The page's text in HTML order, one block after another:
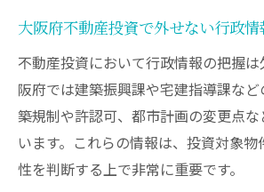
大阪府宅建業指導課の行政情
投資判断に役立つ建築振興
は
不動産投資の指針に活かす
信頼性高い大阪府資料の見つ
大阪府不動産投資で外せない行政情
不動産投資において行政情報の把握
阪府では建築振興課や宅建指導課な
築規制や許認可、都市計画の変更点
います。これらの情報は、投資対象
性を判断する上で非常に重要です。